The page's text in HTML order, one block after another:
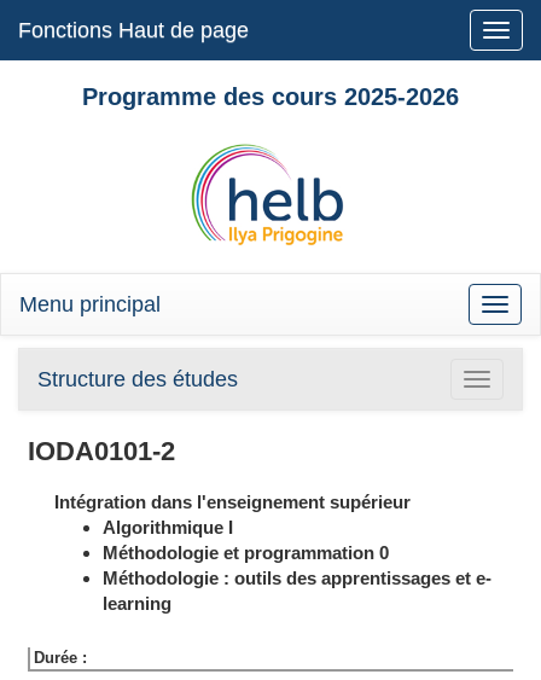
Toggle
Fonctions Haut de page
Programme des cours 2025-2026
Toggle
Menu principal
Toggle
Structure des études
IODA0101-2
Intégration dans l'enseignement supérieur
Algorithmique I
Méthodologie et programmation 0
Méthodologie : outils des apprentissages et e-
learning
Durée :